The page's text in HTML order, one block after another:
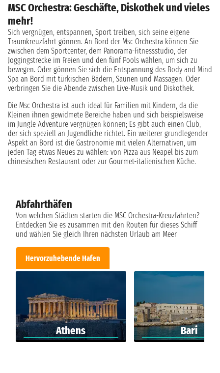
Abfahrthäfen
Von welchen Städten starten die MSC Orchestra-Kreuzfahrten?
Entdecken Sie es zusammen mit den Routen für dieses Schiff
und wählen Sie gleich Ihren nächsten Urlaub am Meer
Hervorzuhebende Hafen
Athens Bari
MSC Orchestra: Geschäfte, Diskothek und vieles
mehr!
Sich vergnügen, entspannen, Sport treiben, sich seine eigene
Traumkreuzfahrt gönnen. An Bord der Msc Orchestra können Sie
zwischen dem Sportcenter, dem Panorama-Fitnessstudio, der
Joggingstrecke im Freien und den fünf Pools wählen, um sich zu
bewegen. Oder gönnen Sie sich die Entspannung des Body and Mind
Spa an Bord mit türkischen Bädern, Saunen und Massagen. Oder
verbringen Sie die Abende zwischen Live-Musik und Diskothek.
Die Msc Orchestra ist auch ideal für Familien mit Kindern, da die
Kleinen ihnen gewidmete Bereiche haben und sich beispielsweise
im Jungle Adventure vergnügen können; Es gibt auch einen Club,
der sich speziell an Jugendliche richtet. Ein weiterer grundlegender
Aspekt an Bord ist die Gastronomie mit vielen Alternativen, um
jeden Tag etwas Neues zu wählen: von Pizza aus Neapel bis zum
chinesischen Restaurant oder zur Gourmet-italienischen Küche.